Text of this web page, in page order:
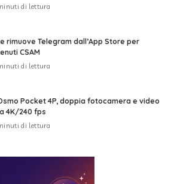
di lettura
rimuove Telegram dall’App Store per
CSAM
di lettura
Pocket 4P, doppia fotocamera e video
4K/240 fps
di lettura